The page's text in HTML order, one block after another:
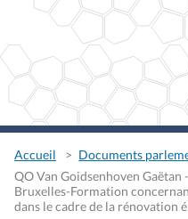
Accueil
Documents
QO Van Goidsenhoven Gaëtan
Bruxelles-Formation
dans le cadre de la rénovation